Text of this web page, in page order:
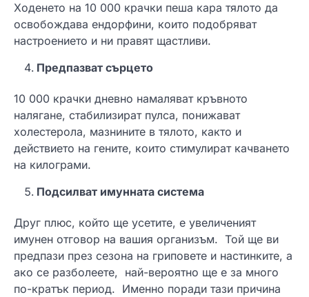
Ходенето на 10 000 крачки пеша кара тялото да
освобождава ендорфини, които подобряват
настроението и ни правят щастливи.
Предпазват сърцето
10 000 крачки дневно намаляват кръвното
налягане, стабилизират пулса, понижават
холестерола, мазнините в тялото, както и
действието на гените, които стимулират качването
на килограми.
Подсилват имунната система
Друг плюс, който ще усетите, е увеличеният
имунен отговор на вашия организъм. Той ще ви
предпази през сезона на гриповете и настинките, а
ако се разболеете, най-вероятно ще е за много
по-кратък период. Именно поради тази причина